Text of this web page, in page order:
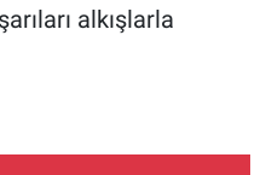
alkışlarla